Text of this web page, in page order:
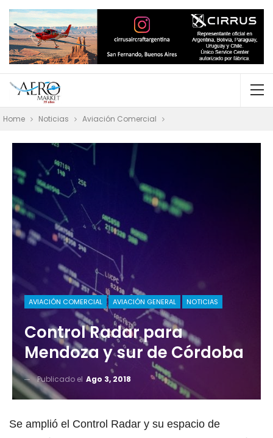
Home Noticias Aviación Comercial
AVIACIÓN COMERCIAL AVIACIÓN GENERAL NOTICIAS
Control Radar para
Mendoza y sur de Córdoba
Publicado el Ago 3, 2018
Se amplió el Control Radar y su espacio de